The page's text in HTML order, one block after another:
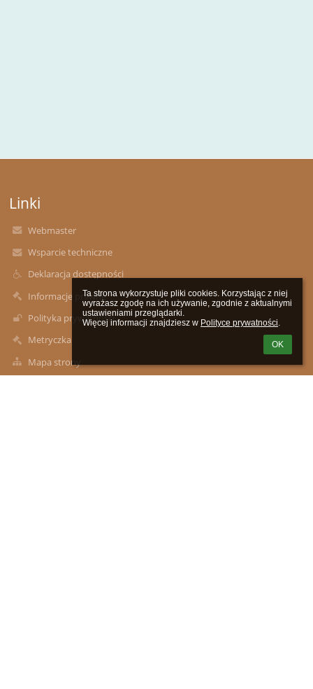
Ta strona wykorzystuje pliki cookies. Korzystając z niej
wyrażasz zgodę na ich używanie, zgodnie z aktualnymi
ustawieniami przeglądarki.
Więcej informacji znajdziesz w Polityce prywatności.
OK
Linki
Webmaster
Wsparcie techniczne
Deklaracja dostępności
Informacje prawne
Polityka prywatności
Metryczka
Mapa strony